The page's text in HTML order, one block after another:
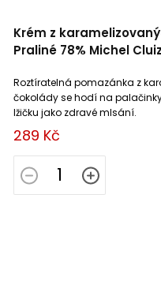
Krém z
Praliné 78% Michel
289 Kč
Roztíratelná pomazánka z
čokolády se hodí na
lžičku jako zdravé mlsání.